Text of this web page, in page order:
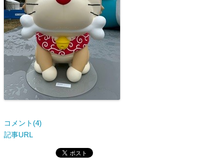
コメント(4)
記事URL